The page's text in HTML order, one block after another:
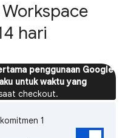
hari
penggunaan Google
untuk waktu yang
checkout.
1